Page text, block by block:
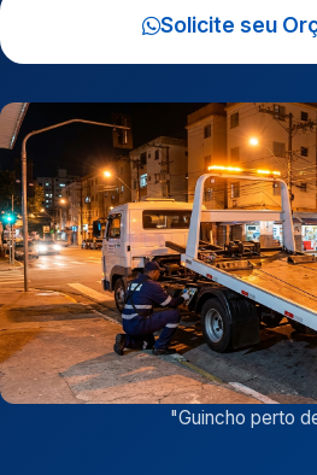
Solicite seu
"Guincho perto